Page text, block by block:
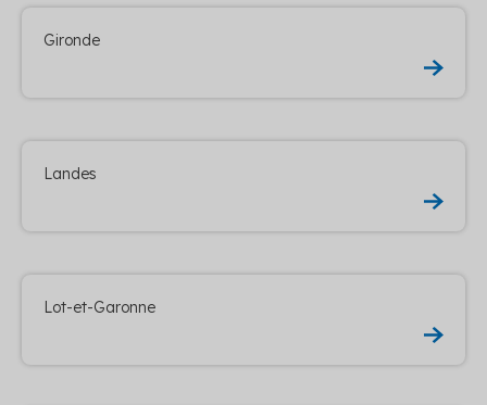
Gironde
Landes
Lot-et-Garonne